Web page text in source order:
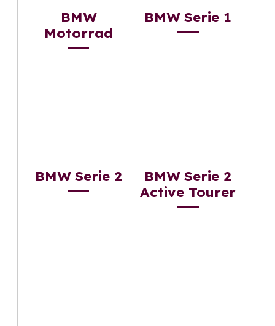
BMW
Motorrad
BMW Serie 1
BMW Serie 2
BMW Serie 2
Active Tourer